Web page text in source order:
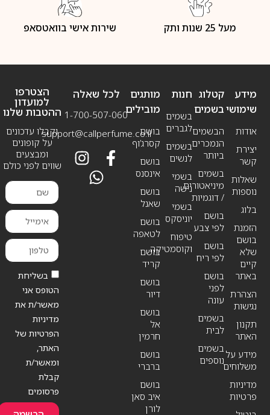
מעל 25 שנות ותק שירות אישי בוואטסאפ
מידע
שימושי
אודות
יצירת
קשר
שאלות
נוספות
בלוג
הזמנת
בושם
שלא
קיים
באתר
הצהרת
נגישות
תקנון
האתר
מידע על
משלוחים
מדיניות
פרטיות
חנות
בשמים
לגברים
בשמים
לנשים
בשמי
נישה
בשמי
יוניסקס
טיפוח
וקוסמטיקה
קטלוג
בשמים
הבשמים
הנמכרים
ביותר
בשמים
מיניאטורים
/ דוגמיות
בושם
לפי צבע
בושם
לפי ריח
בושם
לפני
עונה
בשמים
לבית
בשמים
נוספים
מותגים
מובילים
בושם
קסרג’וף
בושם
אינסנס
בושם
שאנל
בושם
לטאפה
בושם
קריד
בושם
דיור
בושם
אל
חרמין
בושם
ברברי
בושם
איב סאן
לורן
לכל שאלה
1-700-507-060
support@callperfume.co.il
הצטרפו
למועדון
ההטבות שלנו
וקבלו עדכונים
על קופונים
ומבצעים
שווים לפני כולם
בשליחת
הטופס אני
מאשר/ת את
מדיניות
הפרטיות של
האתר,
ומאשר/ת
קבלת
פרסומים